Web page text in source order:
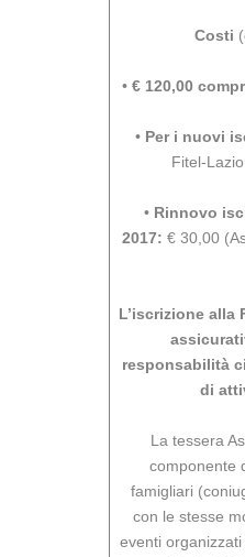
Costi
• € 120,00
• Per i nuovi
Fitel-
• Rinnovo
2017: € 30,00
L’iscrizione alla
responsabilità
di
La tessera
componente
famigliari
con le stesse
eventi organizzati